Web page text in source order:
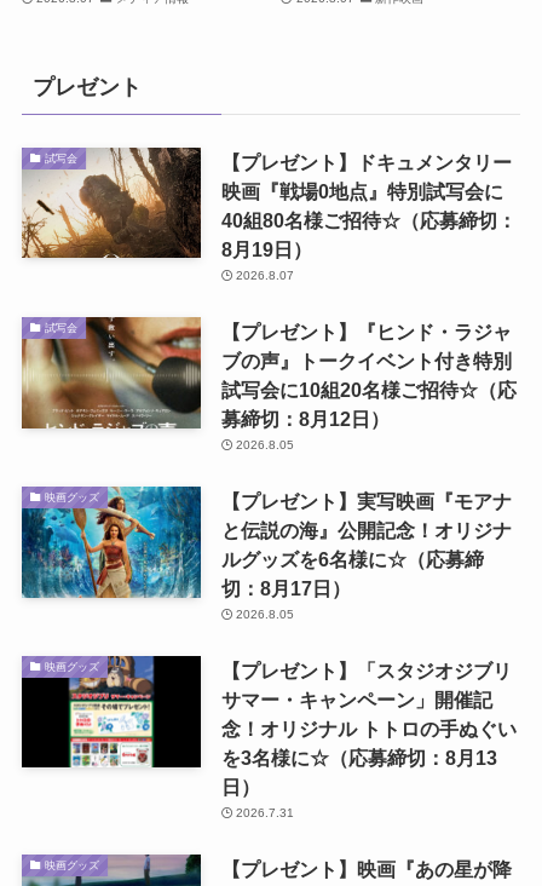
プレゼント
試写会
【プレゼント】ドキュメンタリー
映画『戦場0地点』特別試写会に
40組80名様ご招待☆（応募締切：
8月19日）
2026.8.07
試写会
【プレゼント】『ヒンド・ラジャ
ブの声』トークイベント付き特別
試写会に10組20名様ご招待☆（応
募締切：8月12日）
2026.8.05
映画グッズ
【プレゼント】実写映画『モアナ
と伝説の海』公開記念！オリジナ
ルグッズを6名様に☆（応募締
切：8月17日）
2026.8.05
映画グッズ
【プレゼント】「スタジオジブリ
サマー・キャンペーン」開催記
念！オリジナル トトロの手ぬぐい
を3名様に☆（応募締切：8月13
日）
2026.7.31
映画グッズ
【プレゼント】映画『あの星が降